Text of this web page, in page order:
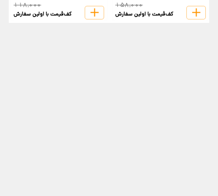
158,000
کف‌قیمت با اولین سفارش
118,000
کف‌قیمت با اولین سفارش